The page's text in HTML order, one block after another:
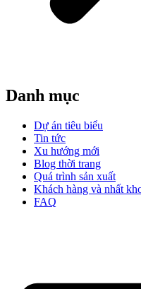
Danh mục
Dự án tiêu biểu
Tin tức
Xu hướng mới
Blog thời trang
Quá trình sản xuất
Khách hàng và nhất
FAQ